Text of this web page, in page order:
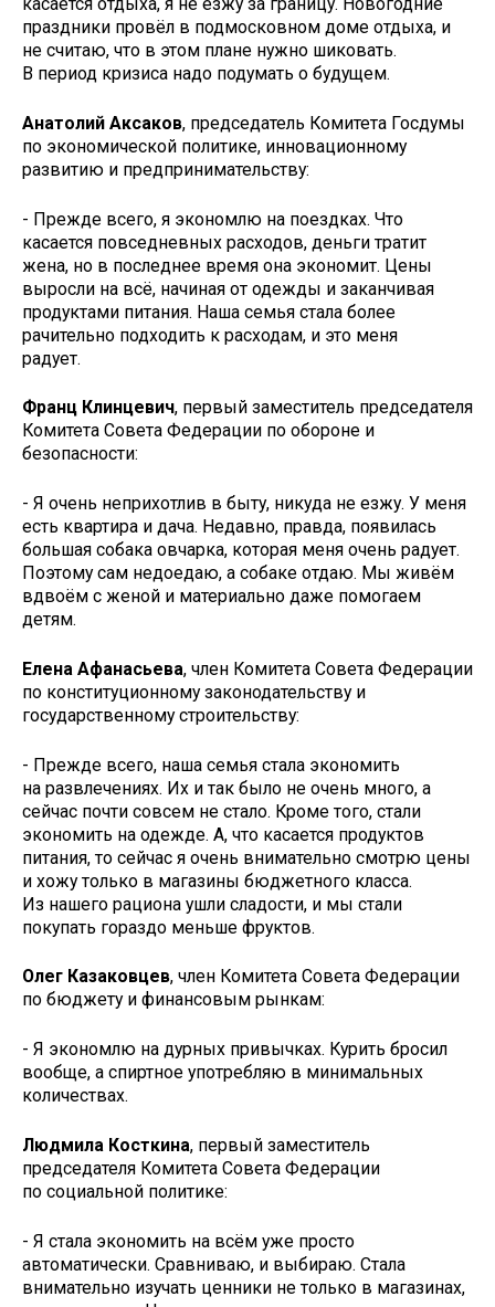
праздники провёл в подмосковном доме отдыха, и
не считаю, что в этом плане нужно шиковать.
В период кризиса надо подумать о будущем.
Анатолий Аксаков, председатель Комитета Госдумы
по экономической политике, инновационному
развитию и предпринимательству:
- Прежде всего, я экономлю на поездках. Что
касается повседневных расходов, деньги тратит
жена, но в последнее время она экономит. Цены
выросли на всё, начиная от одежды и заканчивая
продуктами питания. Наша семья стала более
рачительно подходить к расходам, и это меня
радует.
Франц Клинцевич, первый заместитель председателя
Комитета Совета Федерации по обороне и
безопасности:
- Я очень неприхотлив в быту, никуда не езжу. У меня
есть квартира и дача. Недавно, правда, появилась
большая собака овчарка, которая меня очень радует.
Поэтому сам недоедаю, а собаке отдаю. Мы живём
вдвоём с женой и материально даже помогаем
детям.
Елена Афанасьева, член Комитета Совета Федерации
по конституционному законодательству и
государственному строительству:
- Прежде всего, наша семья стала экономить
на развлечениях. Их и так было не очень много, а
сейчас почти совсем не стало. Кроме того, стали
экономить на одежде. А, что касается продуктов
питания, то сейчас я очень внимательно смотрю цены
и хожу только в магазины бюджетного класса.
Из нашего рациона ушли сладости, и мы стали
покупать гораздо меньше фруктов.
Олег Казаковцев, член Комитета Совета Федерации
по бюджету и финансовым рынкам:
- Я экономлю на дурных привычках. Курить бросил
вообще, а спиртное употребляю в минимальных
количествах.
Людмила Косткина, первый заместитель
председателя Комитета Совета Федерации
по социальной политике:
- Я стала экономить на всём уже просто
автоматически. Сравниваю, и выбираю. Стала
внимательно изучать ценники не только в магазинах,